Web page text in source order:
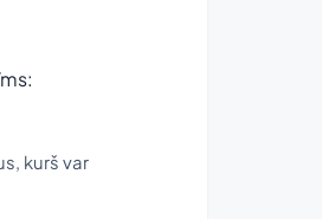
kurš var